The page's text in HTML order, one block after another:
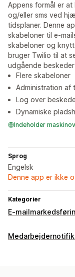
Appens formål er at
og/eller sms ved
tidsplaner. Denne
skabeloner til e-
skabeloner og
bruger Twilio til at
udgående
Flere skabeloner
Administration af
Log over
Dynamiske
Indeholder
Sprog
Engelsk
Denne app er ikke
Kategorier
E-
Kampagnetyper